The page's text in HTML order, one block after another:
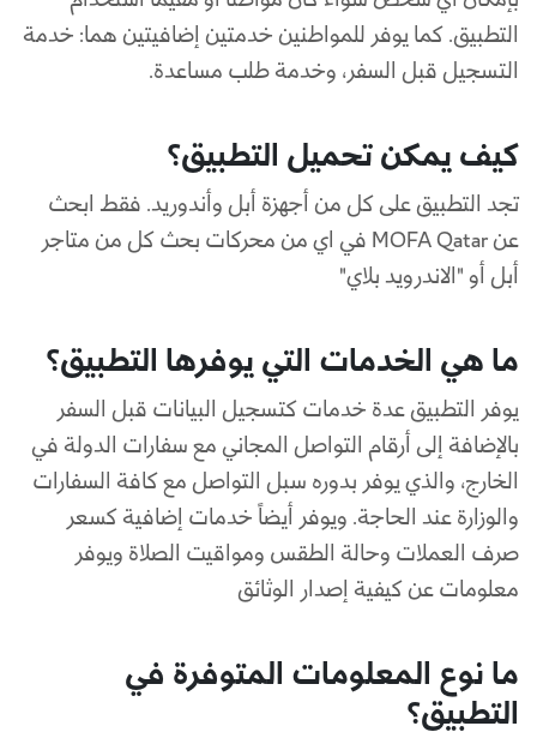
التطبيق. كما يوفر للمواطنين خدمتين إضافيتين هما: خدمة
التسجيل قبل السفر، وخدمة طلب مساعدة.
كيف يمكن تحميل التطبيق؟
تجد التطبيق على كل من أجهزة أبل وأندوريد. فقط ابحث
عن MOFA Qatar في اي من محركات بحث كل من متاجر
أبل أو "الاندرويد بلاي"
ما هي الخدمات التي يوفرها التطبيق؟
يوفر التطبيق عدة خدمات كتسجيل البيانات قبل السفر
بالإضافة إلى أرقام التواصل المجاني مع سفارات الدولة في
الخارج، والذي يوفر بدوره سبل التواصل مع كافة السفارات
والوزارة عند الحاجة. ويوفر أيضاً خدمات إضافية كسعر
صرف العملات وحالة الطقس ومواقيت الصلاة ويوفر
معلومات عن كيفية إصدار الوثائق
ما نوع المعلومات المتوفرة في
التطبيق؟